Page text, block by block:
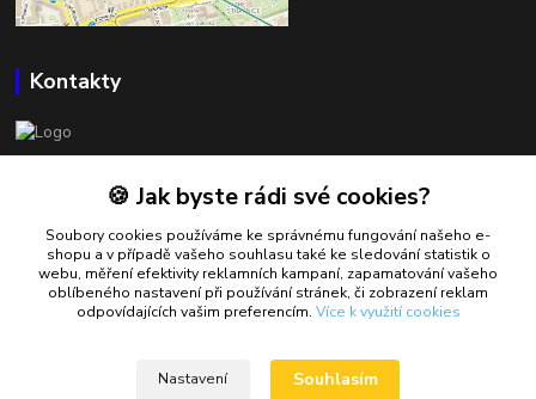
Kontakty
Petr Mráček
+420 602 549 946
petrmracek@bowlshop.cz
🍪 Jak byste rádi své cookies?
Soubory cookies používáme ke správnému fungování našeho e-
shopu a v případě vašeho souhlasu také ke sledování statistik o
webu, měření efektivity reklamních kampaní, zapamatování vašeho
oblíbeného nastavení při používání stránek, či zobrazení reklam
odpovídajících vašim preferencím. Více k využití cookies
Nastavení Souhlasím